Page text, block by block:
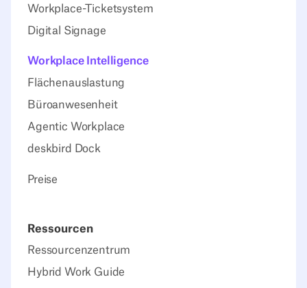
Workplace-Ticketsystem
Digital Signage
Workplace Intelligence
Flächenauslastung
Büroanwesenheit
Agentic Workplace
deskbird Dock
Preise
Ressourcen
Ressourcenzentrum
Hybrid Work Guide